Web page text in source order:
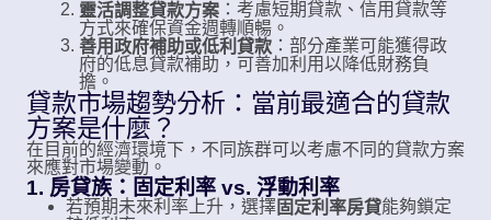
靈活調整貸款方案 ：考慮短期貸款、信用貸款等
方式來確保資金週轉順暢。
善用政府補助或低利貸款 ：部分產業可能獲得政
府的低息貸款補助，可善加利用以降低財務負
擔。
貸款市場趨勢分析：當前最適合的貸款
方案是什麼？
在目前的經濟環境下，不同族群可以考慮不同的貸款方案
來應對市場變動。
1. 房貸族：固定利率 vs. 浮動利率
若預期未來利率上升，選擇固定利率房貸能夠鎖定